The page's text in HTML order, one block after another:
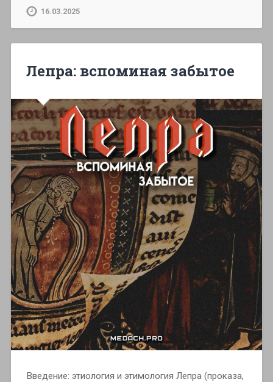
16.03.2025
Лепра: вспоминая забытое
Введение: этиология и этимология Лепра (проказа,